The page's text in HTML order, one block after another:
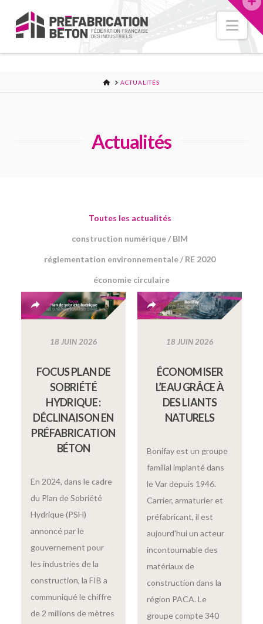
ACCUEIL
ACTUALITÉS
Actualités
Toutes les actualités
construction numérique / BIM
réglementation environnementale / RE 2020
économie circulaire
18 JUIN 2026
FOCUS PLAN DE
SOBRIÉTÉ
HYDRIQUE :
DÉCLINAISON EN
PRÉFABRICATION
BÉTON
En 2024, dans le cadre
du Plan de Sobriété
Hydrique (PSH)
annoncé par le
gouvernement pour
les industries de la
construction, la FIB a
communiqué le chiffre
de 2 millions de mètres
18 JUIN 2026
ÉCONOMISER
L’EAU GRÂCE À
DES LIANTS
NATURELS
Bonifay est un groupe
familial implanté dans
le Var depuis 1946.
Carrier, armaturier et
préfabricant, il est
aujourd'hui un acteur
incontournable des
matériaux de
construction dans la
région PACA. Le
groupe compte 340